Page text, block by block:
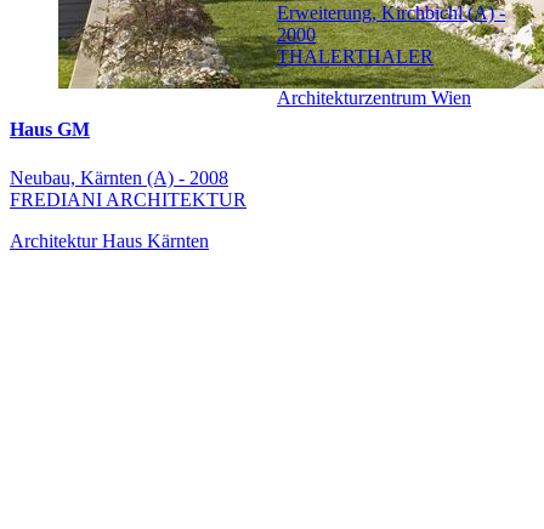
Haus GM
Neubau, Kärnten (A) - 2008
FREDIANI ARCHITEKTUR
Architektur Haus Kärnten
Erweiterung, Kirchbichl (A) -
2000
THALERTHALER
Architekturzentrum Wien